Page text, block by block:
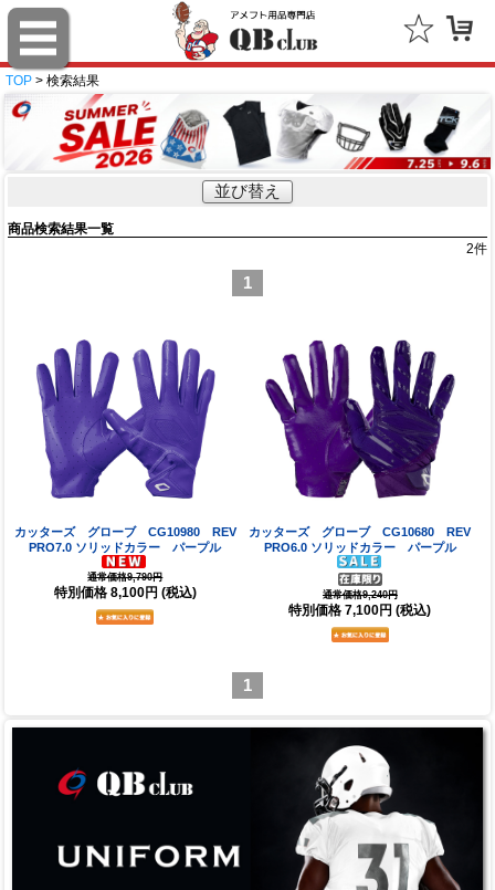
TOP > 検索結果
並び替え
商品検索結果一覧
2件
1
カッターズ グローブ CG10980 REV
PRO7.0 ソリッドカラー パープル
通常価格9,790円
特別価格 8,100円 (税込)
カッターズ グローブ CG10680 REV
PRO6.0 ソリッドカラー パープル
通常価格9,240円
特別価格 7,100円 (税込)
1